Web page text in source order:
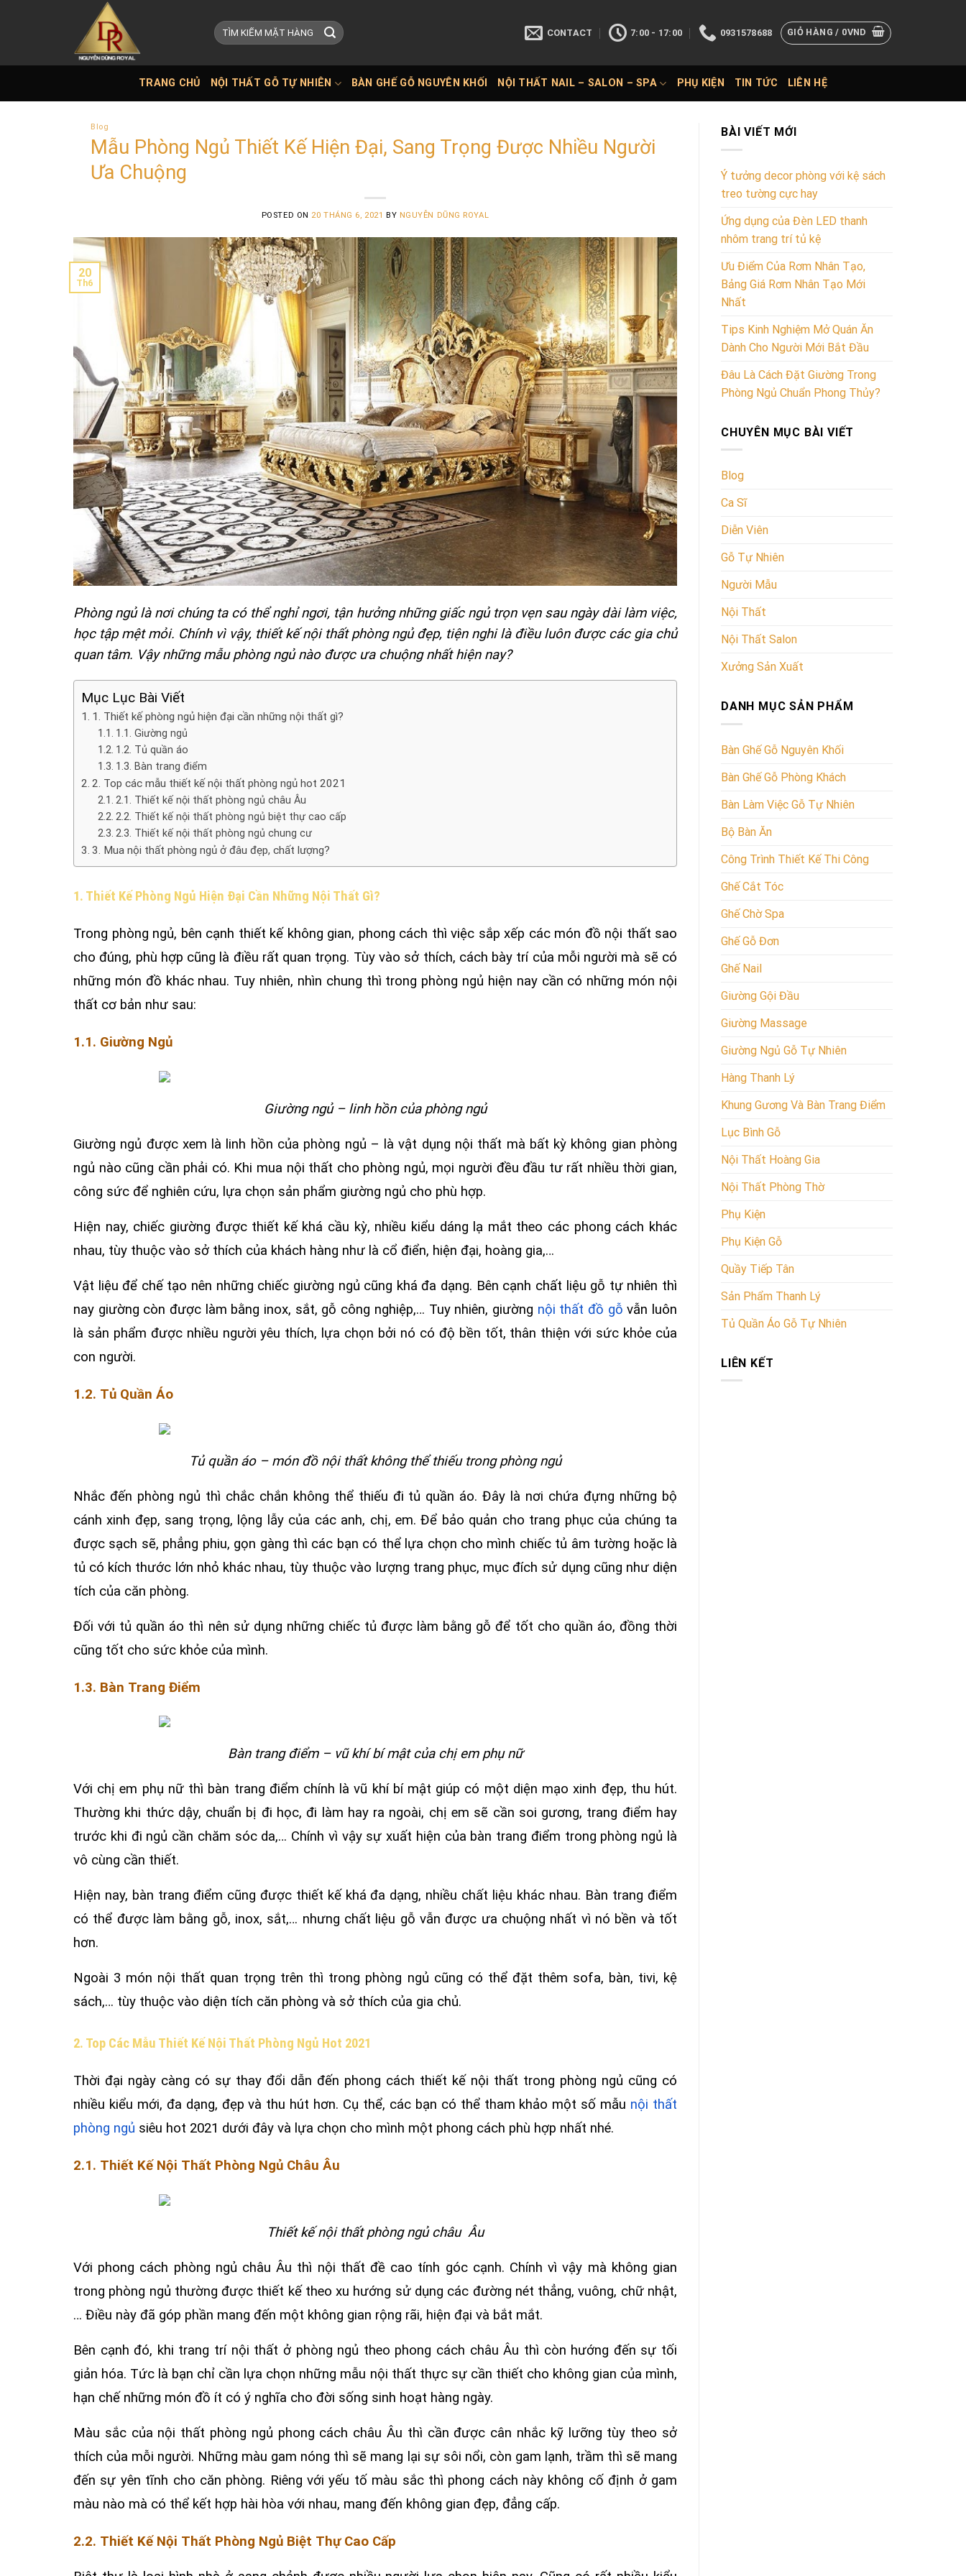
Tìm
kiếm:
CONTACT 7:00 - 17:00 0931578688 GIỎ HÀNG / 0VND
TRANG CHỦ NỘI THẤT GỖ TỰ NHIÊN BÀN GHẾ GỖ NGUYÊN KHỐI NỘI THẤT NAIL – SALON – SPA PHỤ KIỆN TIN TỨC LIÊN HỆ
Blog
Mẫu Phòng Ngủ Thiết Kế Hiện Đại, Sang Trọng Được Nhiều Người
Ưa Chuộng
POSTED ON 20 THÁNG 6, 2021 BY NGUYỄN DŨNG ROYAL
20
Th6
Phòng ngủ là nơi chúng ta có thể nghỉ ngơi, tận hưởng những giấc ngủ trọn vẹn sau ngày dài làm việc,
học tập mệt mỏi. Chính vì vậy, thiết kế nội thất phòng ngủ đẹp, tiện nghi là điều luôn được các gia chủ
quan tâm. Vậy những mẫu phòng ngủ nào được ưa chuộng nhất hiện nay?
Mục Lục Bài Viết
1. Thiết kế phòng ngủ hiện đại cần những nội thất gì?
1.1. Giường ngủ
1.2. Tủ quần áo
1.3. Bàn trang điểm
2. Top các mẫu thiết kế nội thất phòng ngủ hot 2021
2.1. Thiết kế nội thất phòng ngủ châu Âu
2.2. Thiết kế nội thất phòng ngủ biệt thự cao cấp
2.3. Thiết kế nội thất phòng ngủ chung cư
3. Mua nội thất phòng ngủ ở đâu đẹp, chất lượng?
1. Thiết Kế Phòng Ngủ Hiện Đại Cần Những Nội Thất Gì?
Trong phòng ngủ, bên cạnh thiết kế không gian, phong cách thì việc sắp xếp các món đồ nội thất sao
cho đúng, phù hợp cũng là điều rất quan trọng. Tùy vào sở thích, cách bày trí của mỗi người mà sẽ có
những món đồ khác nhau. Tuy nhiên, nhìn chung thì trong phòng ngủ hiện nay cần có những món nội
thất cơ bản như sau:
1.1. Giường Ngủ
Giường ngủ – linh hồn của phòng ngủ
Giường ngủ được xem là linh hồn của phòng ngủ – là vật dụng nội thất mà bất kỳ không gian phòng
ngủ nào cũng cần phải có. Khi mua nội thất cho phòng ngủ, mọi người đều đầu tư rất nhiều thời gian,
công sức để nghiên cứu, lựa chọn sản phẩm giường ngủ cho phù hợp.
Hiện nay, chiếc giường được thiết kế khá cầu kỳ, nhiều kiểu dáng lạ mắt theo các phong cách khác
nhau, tùy thuộc vào sở thích của khách hàng như là cổ điển, hiện đại, hoàng gia,…
Vật liệu để chế tạo nên những chiếc giường ngủ cũng khá đa dạng. Bên cạnh chất liệu gỗ tự nhiên thì
nay giường còn được làm bằng inox, sắt, gỗ công nghiệp,… Tuy nhiên, giường nội thất đồ gỗvẫn luôn
là sản phẩm được nhiều người yêu thích, lựa chọn bởi nó có độ bền tốt, thân thiện với sức khỏe của
con người.
1.2. Tủ Quần Áo
Tủ quần áo – món đồ nội thất không thể thiếu trong phòng ngủ
Nhắc đến phòng ngủ thì chắc chắn không thể thiếu đi tủ quần áo. Đây là nơi chứa đựng những bộ
cánh xinh đẹp, sang trọng, lộng lẫy của các anh, chị, em. Để bảo quản cho trang phục của chúng ta
được sạch sẽ, phẳng phiu, gọn gàng thì các bạn có thể lựa chọn cho mình chiếc tủ âm tường hoặc là
tủ có kích thước lớn nhỏ khác nhau, tùy thuộc vào lượng trang phục, mục đích sử dụng cũng như diện
tích của căn phòng.
Đối với tủ quần áo thì nên sử dụng những chiếc tủ được làm bằng gỗ để tốt cho quần áo, đồng thời
cũng tốt cho sức khỏe của mình.
1.3. Bàn Trang Điểm
Bàn trang điểm – vũ khí bí mật của chị em phụ nữ
Với chị em phụ nữ thì bàn trang điểm chính là vũ khí bí mật giúp có một diện mạo xinh đẹp, thu hút.
Thường khi thức dậy, chuẩn bị đi học, đi làm hay ra ngoài, chị em sẽ cần soi gương, trang điểm hay
trước khi đi ngủ cần chăm sóc da,… Chính vì vậy sự xuất hiện của bàn trang điểm trong phòng ngủ là
vô cùng cần thiết.
Hiện nay, bàn trang điểm cũng được thiết kế khá đa dạng, nhiều chất liệu khác nhau. Bàn trang điểm
có thể được làm bằng gỗ, inox, sắt,… nhưng chất liệu gỗ vẫn được ưa chuộng nhất vì nó bền và tốt
hơn.
Ngoài 3 món nội thất quan trọng trên thì trong phòng ngủ cũng có thể đặt thêm sofa, bàn, tivi, kệ
sách,… tùy thuộc vào diện tích căn phòng và sở thích của gia chủ.
2. Top Các Mẫu Thiết Kế Nội Thất Phòng Ngủ Hot 2021
Thời đại ngày càng có sự thay đổi dẫn đến phong cách thiết kế nội thất trong phòng ngủ cũng có
nhiều kiểu mới, đa dạng, đẹp và thu hút hơn. Cụ thể, các bạn có thể tham khảo một số mẫu nội thất
phòng ngủ siêu hot 2021 dưới đây và lựa chọn cho mình một phong cách phù hợp nhất nhé.
2.1. Thiết Kế Nội Thất Phòng Ngủ Châu Âu
Thiết kế nội thất phòng ngủ châu Âu
Với phong cách phòng ngủ châu Âu thì nội thất đề cao tính góc cạnh. Chính vì vậy mà không gian
trong phòng ngủ thường được thiết kế theo xu hướng sử dụng các đường nét thẳng, vuông, chữ nhật,
… Điều này đã góp phần mang đến một không gian rộng rãi, hiện đại và bắt mắt.
Bên cạnh đó, khi trang trí nội thất ở phòng ngủ theo phong cách châu Âu thì còn hướng đến sự tối
giản hóa. Tức là bạn chỉ cần lựa chọn những mẫu nội thất thực sự cần thiết cho không gian của mình,
hạn chế những món đồ ít có ý nghĩa cho đời sống sinh hoạt hàng ngày.
Màu sắc của nội thất phòng ngủ phong cách châu Âu thì cần được cân nhắc kỹ lưỡng tùy theo sở
thích của mỗi người. Những màu gam nóng thì sẽ mang lại sự sôi nổi, còn gam lạnh, trầm thì sẽ mang
đến sự yên tĩnh cho căn phòng. Riêng với yếu tố màu sắc thì phong cách này không cố định ở gam
màu nào mà có thể kết hợp hài hòa với nhau, mang đến không gian đẹp, đẳng cấp.
2.2. Thiết Kế Nội Thất Phòng Ngủ Biệt Thự Cao Cấp
BÀI VIẾT MỚI
Ý tưởng decor phòng với kệ sách
treo tường cực hay
Ứng dụng của Đèn LED thanh
nhôm trang trí tủ kệ
Ưu Điểm Của Rơm Nhân Tạo,
Bảng Giá Rơm Nhân Tạo Mới
Nhất
Tips Kinh Nghiệm Mở Quán Ăn
Dành Cho Người Mới Bắt Đầu
Đâu Là Cách Đặt Giường Trong
Phòng Ngủ Chuẩn Phong Thủy?
CHUYÊN MỤC BÀI VIẾT
Blog
Ca Sĩ
Diễn Viên
Gỗ Tự Nhiên
Người Mẫu
Nội Thất
Nội Thất Salon
Xưởng Sản Xuất
DANH MỤC SẢN PHẨM
Bàn Ghế Gỗ Nguyên Khối
Bàn Ghế Gỗ Phòng Khách
Bàn Làm Việc Gỗ Tự Nhiên
Bộ Bàn Ăn
Công Trình Thiết Kế Thi Công
Ghế Cắt Tóc
Ghế Chờ Spa
Ghế Gỗ Đơn
Ghế Nail
Giường Gội Đầu
Giường Massage
Giường Ngủ Gỗ Tự Nhiên
Hàng Thanh Lý
Khung Gương Và Bàn Trang Điểm
Lục Bình Gỗ
Nội Thất Hoàng Gia
Nội Thất Phòng Thờ
Phụ Kiện
Phụ Kiện Gỗ
Quầy Tiếp Tân
Sản Phẩm Thanh Lý
Tủ Quần Áo Gỗ Tự Nhiên
LIÊN KẾT